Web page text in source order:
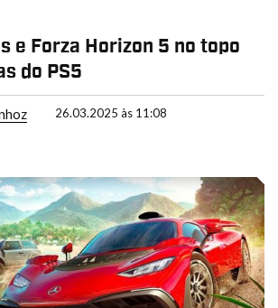
e Forza Horizon 5 no topo
do PS5
26.03.2025 às 11:08